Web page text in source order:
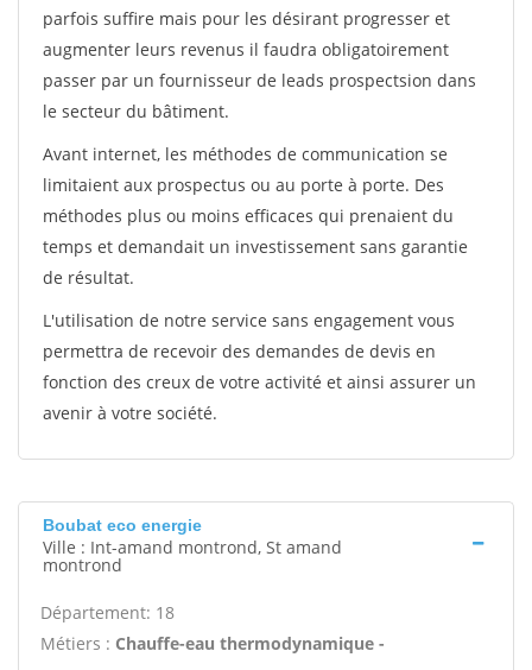
parfois suffire mais pour les désirant progresser et
augmenter leurs revenus il faudra obligatoirement
passer par un fournisseur de leads prospectsion dans
le secteur du bâtiment.
Avant internet, les méthodes de communication se
limitaient aux prospectus ou au porte à porte. Des
méthodes plus ou moins efficaces qui prenaient du
temps et demandait un investissement sans garantie
de résultat.
L'utilisation de notre service sans engagement vous
permettra de recevoir des demandes de devis en
fonction des creux de votre activité et ainsi assurer un
avenir à votre société.
Boubat eco energie
Ville : Int-amand montrond, St amand
montrond
Département: 18
Métiers : Chauffe-eau thermodynamique -